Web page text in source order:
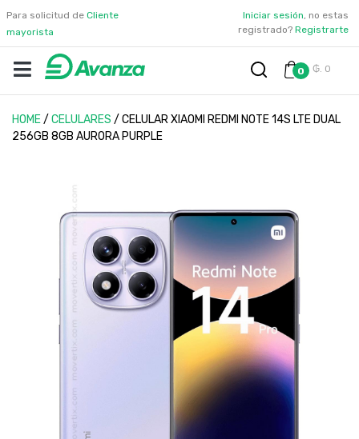
Para solicitud de Cliente
mayorista
Iniciar sesión, no estas
registrado? Registrarte
0 ₲. 0
HOME/ CELULARES / CELULAR XIAOMI REDMI NOTE 14S LTE DUAL
256GB 8GB AURORA PURPLE